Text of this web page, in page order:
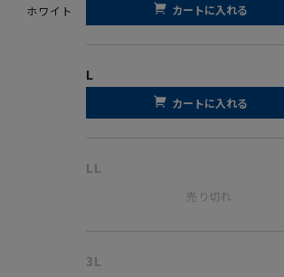
ホワイト カートに入れる
L
カートに入れる
LL
売り切れ
3L